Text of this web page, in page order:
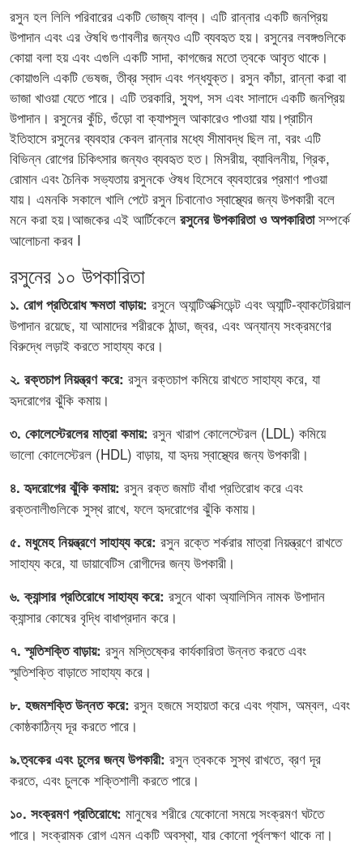
রসুন হল লিলি পরিবারের একটি ভোজ্য বাল্ব। এটি রান্নার একটি জনপ্রিয়
উপাদান এবং এর ঔষধি গুণাবলীর জন্যও এটি ব্যবহৃত হয়। রসুনের লবঙ্গগুলিকে
কোয়া বলা হয় এবং এগুলি একটি সাদা, কাগজের মতো ত্বকে আবৃত থাকে।
কোয়াগুলি একটি ভেষজ, তীব্র স্বাদ এবং গন্ধযুক্ত। রসুন কাঁচা, রান্না করা বা
ভাজা খাওয়া যেতে পারে। এটি তরকারি, স্যুপ, সস এবং সালাদে একটি জনপ্রিয়
উপাদান। রসুনের কুঁচি, গুঁড়ো বা ক্যাপসুল আকারেও পাওয়া যায়।প্রাচীন
ইতিহাসে রসুনের ব্যবহার কেবল রান্নার মধ্যে সীমাবদ্ধ ছিল না, বরং এটি
বিভিন্ন রোগের চিকিৎসার জন্যও ব্যবহৃত হত। মিসরীয়, ব্যাবিলনীয়, গ্রিক,
রোমান এবং চৈনিক সভ্যতায় রসুনকে ঔষধ হিসেবে ব্যবহারের প্রমাণ পাওয়া
যায়। এমনকি সকালে খালি পেটে রসুন চিবানোও স্বাস্থ্যের জন্য উপকারী বলে
মনে করা হয়।আজকের এই আর্টিকেলে রসুনের উপকারিতা ও অপকারিতাসম্পর্কে
আলোচনা করব I
রসুনের ১০ উপকারিতা
১. রোগ প্রতিরোধ ক্ষমতা বাড়ায়: রসুনে অ্যান্টিঅক্সিডেন্ট এবং অ্যান্টি-ব্যাকটেরিয়াল
উপাদান রয়েছে, যা আমাদের শরীরকে ঠান্ডা, জ্বর, এবং অন্যান্য সংক্রমণের
বিরুদ্ধে লড়াই করতে সাহায্য করে।
২. রক্তচাপ নিয়ন্ত্রণ করে: রসুন রক্তচাপ কমিয়ে রাখতে সাহায্য করে, যা
হৃদরোগের ঝুঁকি কমায়।
৩. কোলেস্টেরলের মাত্রা কমায়: রসুন খারাপ কোলেস্টেরল (LDL) কমিয়ে
ভালো কোলেস্টেরল (HDL) বাড়ায়, যা হৃদয় স্বাস্থ্যের জন্য উপকারী।
৪. হৃদরোগের ঝুঁকি কমায়: রসুন রক্ত জমাট বাঁধা প্রতিরোধ করে এবং
রক্তনালীগুলিকে সুস্থ রাখে, ফলে হৃদরোগের ঝুঁকি কমায়।
৫. মধুমেহ নিয়ন্ত্রণে সাহায্য করে: রসুন রক্তে শর্করার মাত্রা নিয়ন্ত্রণে রাখতে
সাহায্য করে, যা ডায়াবেটিস রোগীদের জন্য উপকারী।
৬. ক্যান্সার প্রতিরোধে সাহায্য করে: রসুনে থাকা অ্যালিসিন নামক উপাদান
ক্যান্সার কোষের বৃদ্ধি বাধাপ্রদান করে।
৭. স্মৃতিশক্তি বাড়ায়: রসুন মস্তিষ্কের কার্যকারিতা উন্নত করতে এবং
স্মৃতিশক্তি বাড়াতে সাহায্য করে।
৮. হজমশক্তি উন্নত করে: রসুন হজমে সহায়তা করে এবং গ্যাস, অম্বল, এবং
কোষ্ঠকাঠিন্য দূর করতে পারে।
৯.ত্বকের এবং চুলের জন্য উপকারী: রসুন ত্বককে সুস্থ রাখতে, ব্রণ দূর
করতে, এবং চুলকে শক্তিশালী করতে পারে।
১০. সংক্রমণ প্রতিরোধে: মানুষের শরীরে যেকোনো সময়ে সংক্রমণ ঘটতে
পারে। সংক্রামক রোগ এমন একটি অবস্থা, যার কোনো পূর্বলক্ষণ থাকে না।